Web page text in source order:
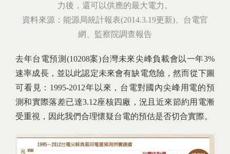
力後，還可以供應的最大電力。
資料來源：能源局統計報表(2014.3.19更新)、台電官
網、監察院調查報告
去年台電預測(10208案)台灣未來尖峰負載會以一年3%
速率成長，並以此認定未來會有缺電危險，然而從下圖
可看見：1995-2012年以來，台電對國內尖峰用電的預
測和實際落差已達3.12座核四廠，況且近來節約用電漸
受重視，因此我們合理懷疑台電的預估是否切合實際。